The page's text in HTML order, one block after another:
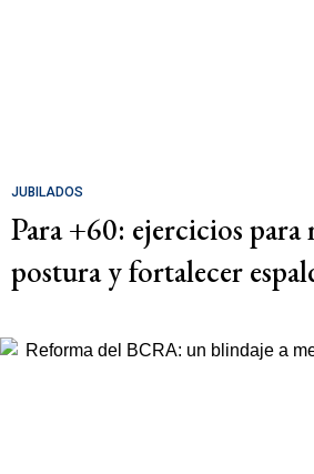
JUBILADOS
Para +60: ejercicios para
postura y fortalecer